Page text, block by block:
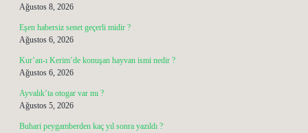
Ağustos 8, 2026
Eşen habersiz senet geçerli midir ?
Ağustos 6, 2026
Kur’an-ı Kerim’de konuşan hayvan ismi nedir ?
Ağustos 6, 2026
Ayvalık’ta otogar var mı ?
Ağustos 5, 2026
Buhari peygamberden kaç yıl sonra yazıldı ?